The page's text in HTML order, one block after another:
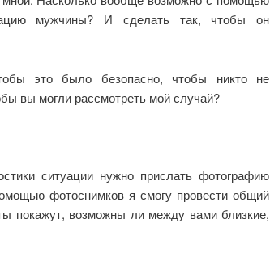
мужчины? И сделать так, чтобы он
это было безопасно, чтобы никто не
вы могли рассмотреть мой случай?
ситуации нужно прислать фотографию
фотоснимков я смогу провести общий
покажут, возможны ли между вами близкие,